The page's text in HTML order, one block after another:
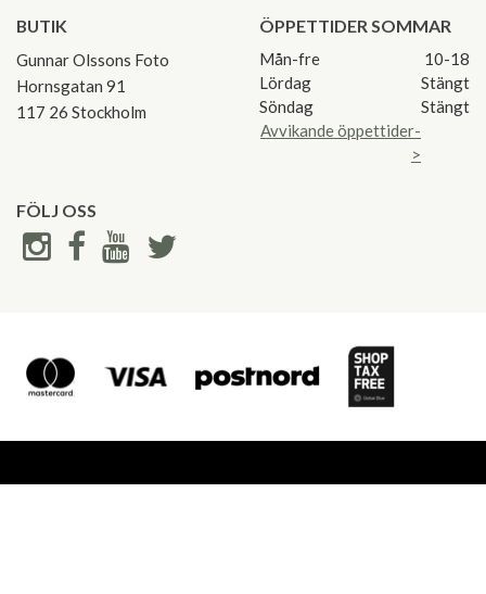
BUTIK
Gunnar Olssons Foto
Hornsgatan 91
117 26 Stockholm
ÖPPETTIDER SOMMAR
Mån-fre
10-18
Lördag
Stängt
Söndag
Stängt
Avvikande öppettider-
>
FÖLJ OSS